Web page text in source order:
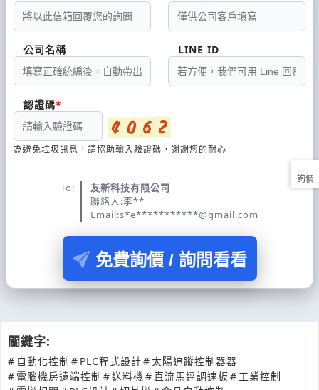
公司名稱 LINE ID
認證碼
為避免垃圾訊息，請協助輸入驗證碼，謝謝您的耐心
To:
友新科技有限公司
聯絡人:李**
Email:s*e***********@gmail.com
免費詢價 / 詢問看看
關鍵字:
# 自動化控制 # PLC程式設計#太陽追蹤控制器器
# 電腦機房遠端控制 #送料機# 直流馬達調速板# 工業控制
詢價